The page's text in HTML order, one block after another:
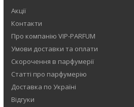
Акції
Контакти
Про компанію VIP-PARFUM
Умови доставки та оплати
Скорочення в парфумерії
Статті про парфумерію
Доставка по Україні
Відгуки